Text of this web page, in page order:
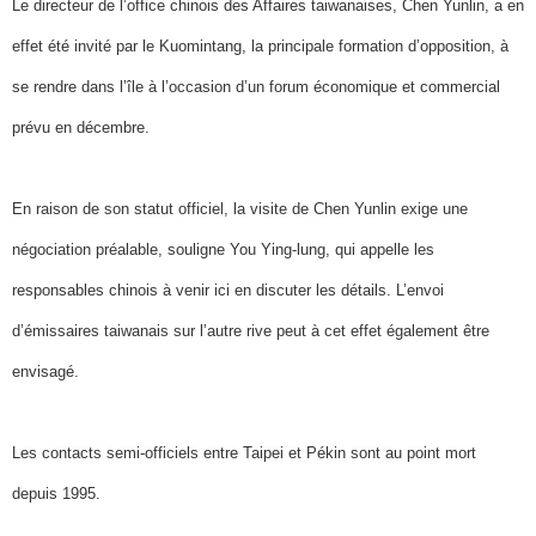
Le directeur de l’office chinois des Affaires taiwanaises, Chen Yunlin, a en
effet été invité par le Kuomintang, la principale formation d’opposition, à
se rendre dans l’île à l’occasion d’un forum économique et commercial
prévu en décembre.
En raison de son statut officiel, la visite de Chen Yunlin exige une
négociation préalable, souligne You Ying-lung, qui appelle les
responsables chinois à venir ici en discuter les détails. L’envoi
d’émissaires taiwanais sur l’autre rive peut à cet effet également être
envisagé.
Les contacts semi-officiels entre Taipei et Pékin sont au point mort
depuis 1995.